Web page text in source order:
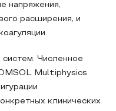
напряжения,
расширения, и
Численное
Multiphysics
клинических